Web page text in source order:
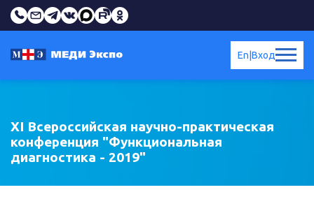
Вход
En
XI Всероссийская научно-практическая
конференция "Функциональная
диагностика - 2019"